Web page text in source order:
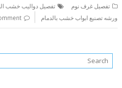
تفصيل غرف نوم تفصيل دواليب خشب
ورشه تصنيع ابواب خشب بالدمام